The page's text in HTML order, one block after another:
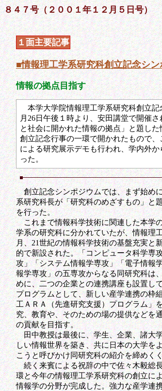
８４７号（２００１年１２月５日号）
１面主要記事
■情報理工学系研究科創立記念シン
情報の拠点目指す
本学大学院情報理工学系研究科創立記
月26日午後１時より、安田講堂で開催
と社会に開かれた情報の拠点」と題し
創立記念行事の一環で開かれたもので
による研究展示デモも行われ、学内外か
った。
創立記念シンポジウムでは、まず始め
系研究科長が「研究科のめざすもの」と
を行った。
これまで情報科学技術に関連した本学
学系の研究科に分かれていたが、情報理
月、21世紀の情報科学技術の基盤充実と
的で新設された。「コンピュータ科学専
攻」「システム情報学専攻」「電子情報
報学専攻」の五専攻からなる同研究科は
めに、二つの企業との連携講座も設置し
プログラムとして、新しい産学連携の枠
工ＡＲＡ（先進研究支援）プログラム」
究、教育や、そのための場の提供などを
の貢献を目指す。
田中教授は最後に、学生、企業、諸大
しい情報世界を築き、共に日本の大学を
こうと呼びかけ同研究科の紹介を締めく
続く来賓による祝辞の中で佐々木毅総
環と今年の情報理工学系研究科の創立に
情報学の分野が完成した。強力な産学連